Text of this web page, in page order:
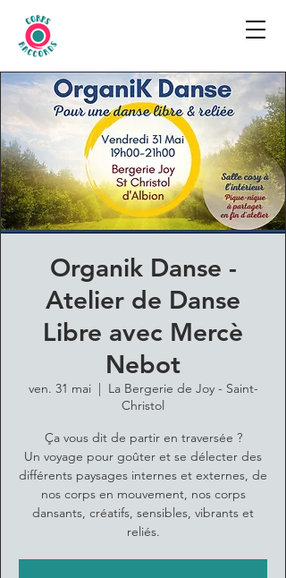
Organik Danse -
Atelier de Danse
Libre avec Mercè
Nebot
ven. 31 mai
  |
La Bergerie de Joy - Saint-
Christol
Ça vous dit de partir en traversée ?
Un voyage pour goûter et se délecter des
différents paysages internes et externes, de
nos corps en mouvement, nos corps
dansants, créatifs, sensibles, vibrants et
reliés.